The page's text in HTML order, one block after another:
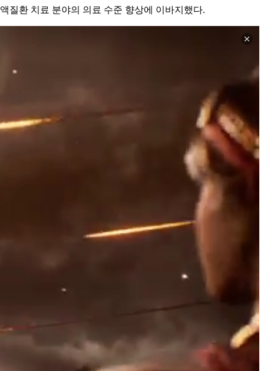
질환 치료 분야의 의료 수준 향상에 이바지했다.